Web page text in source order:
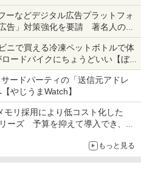
ーなどデジタル広告プラットフォ
告」対策強化を要請 著名人の写
への対策として
で買える冷凍ペットボトルで体
ードバイクにちょうどいい【ぼっ
いた時間でなにしてる？】
ードパーティの「送信元アドレ
やじうまWatch】
リ採用により低コスト化した
ーズ 予算を抑えて導入でき、
もっと見る